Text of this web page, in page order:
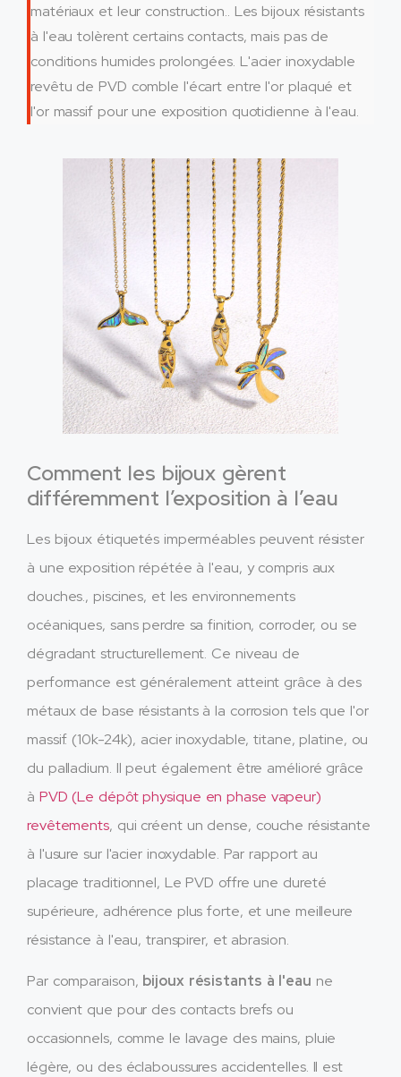
matériaux et leur construction.. Les bijoux résistants
à l'eau tolèrent certains contacts, mais pas de
conditions humides prolongées. L'acier inoxydable
revêtu de PVD comble l'écart entre l'or plaqué et
l'or massif pour une exposition quotidienne à l'eau.
Comment les bijoux gèrent
différemment l’exposition à l’eau
Les bijoux étiquetés imperméables peuvent résister
à une exposition répétée à l'eau, y compris aux
douches., piscines, et les environnements
océaniques, sans perdre sa finition, corroder, ou se
dégradant structurellement. Ce niveau de
performance est généralement atteint grâce à des
métaux de base résistants à la corrosion tels que l'or
massif. (10k-24k), acier inoxydable, titane, platine, ou
du palladium. Il peut également être amélioré grâce
à PVD (Le dépôt physique en phase vapeur)
revêtements, qui créent un dense, couche résistante
à l'usure sur l'acier inoxydable. Par rapport au
placage traditionnel, Le PVD offre une dureté
supérieure, adhérence plus forte, et une meilleure
résistance à l'eau, transpirer, et abrasion.
Par comparaison, bijoux résistants à l'eau ne
convient que pour des contacts brefs ou
occasionnels, comme le lavage des mains, pluie
légère, ou des éclaboussures accidentelles. Il est